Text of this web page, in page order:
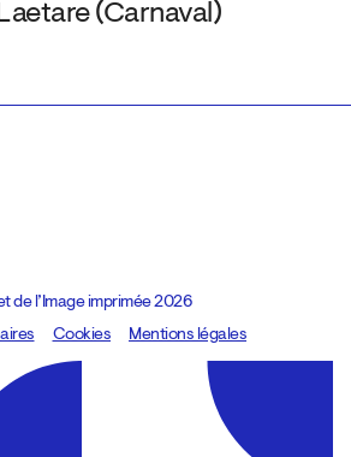
(Carnaval)
de l’Image imprimée 2026
, code:8080.studio
Cookies Mentions légales